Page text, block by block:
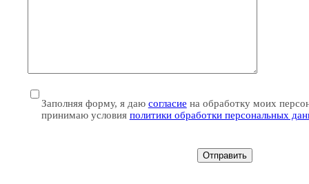
Заполняя форму, я даю согласие на обработку моих
принимаю условия политики обработки персональных